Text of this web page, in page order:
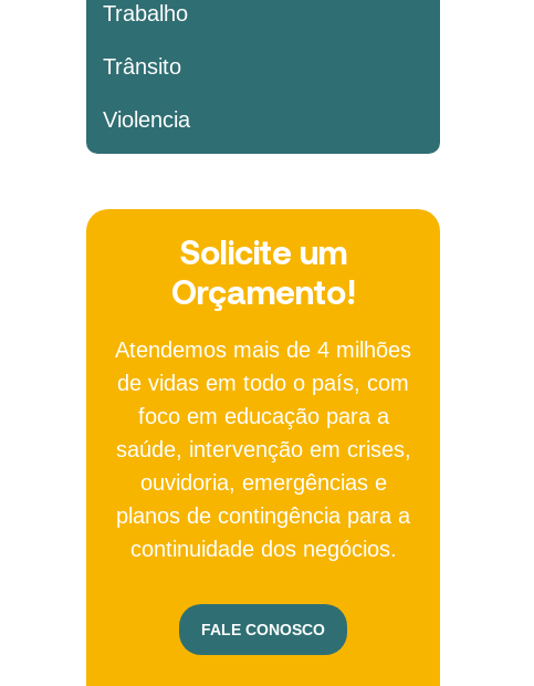
Trabalho
Trânsito
Violencia
Solicite um
Orçamento!
Atendemos mais de 4 milhões
de vidas em todo o país, com
foco em educação para a
saúde, intervenção em crises,
ouvidoria, emergências e
planos de contingência para a
continuidade dos negócios.
FALE CONOSCO